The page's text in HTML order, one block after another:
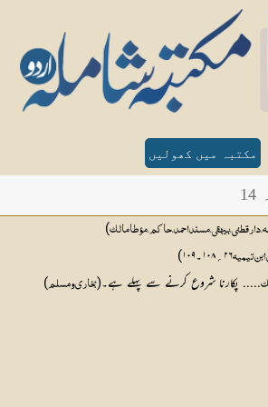
مکتبہ میں کھولیں
،دارقطنی،بیہقی،مسند احمد، حاکم،مؤطا مالک)
تیمیہ ۲۶؍۱۰۸۔۱۰۹)
..... پکارنا شروع کرنے سے پہلے ہے۔(بخاری ومسلم)